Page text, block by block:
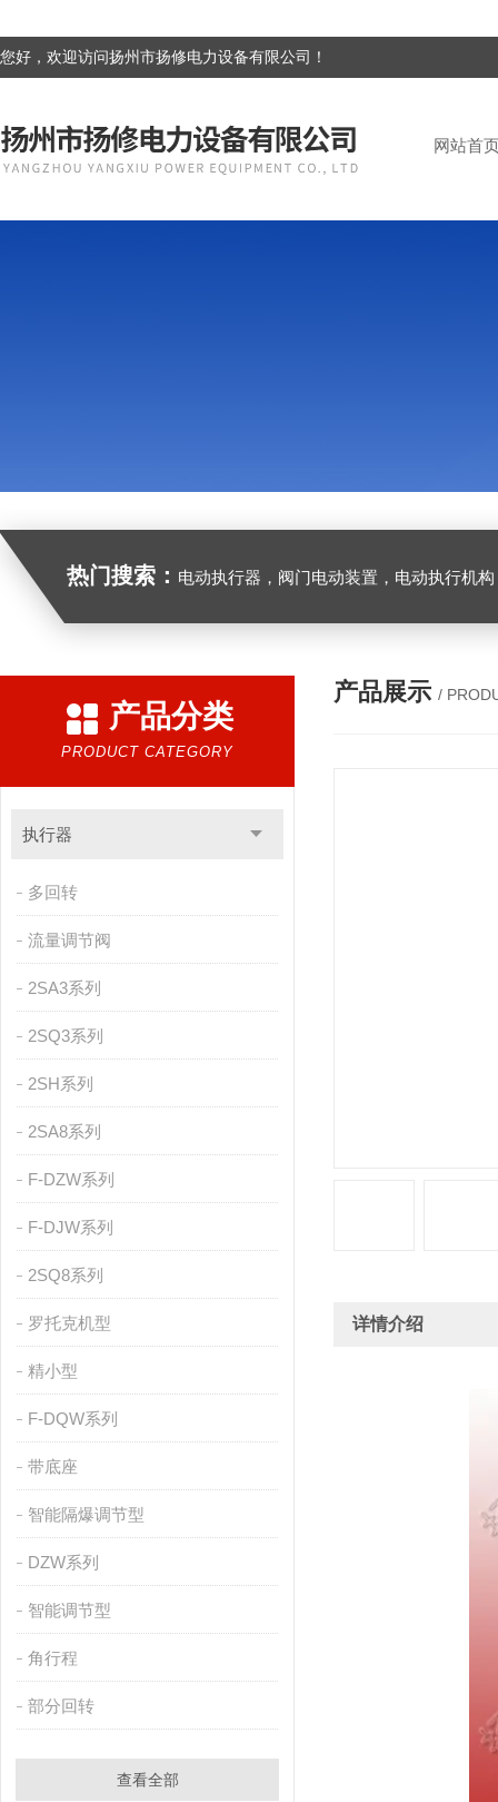
您好，欢迎访问扬州市扬修电力设备有限公司！
网站首
热门搜索： 电动执行器，阀门电动装置，电动执行机构，阀门驱动装置，电动头，角行
产品分类
PRODUCT CATEGORY
执行器
多回转
流量调节阀
2SA3系列
2SQ3系列
2SH系列
2SA8系列
F-DZW系列
F-DJW系列
2SQ8系列
罗托克机型
精小型
F-DQW系列
带底座
智能隔爆调节型
DZW系列
智能调节型
角行程
部分回转
查看全部
产品展示 /
详情介绍